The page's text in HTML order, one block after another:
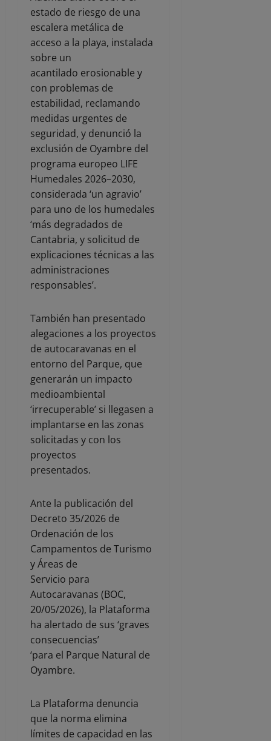
estado de riesgo de una
escalera metálica de
acceso a la playa, instalada
sobre un
acantilado erosionable y
con problemas de
estabilidad, reclamando
medidas urgentes de
seguridad, y denunció la
exclusión de Oyambre del
programa europeo LIFE
Humedales 2026–2030,
considerada ‘un agravio’
para uno de los humedales
‘más degradados de
Cantabria, y solicitud de
explicaciones técnicas a las
administraciones
responsables’.
También han presentado
alegaciones a los proyectos
de autocaravanas en el
entorno del Parque, que
generarán un impacto
medioambiental
‘irrecuperable’ si llegasen a
implantarse en las zonas
solicitadas y con los
proyectos
presentados.
Ante la publicación del
Decreto 35/2026 de
Ordenación de los
Campamentos de Turismo
y Áreas de
Servicio para
Autocaravanas (BOC,
20/05/2026), la Plataforma
ha alertado de sus ‘graves
consecuencias’
‘para el Parque Natural de
Oyambre.
La Plataforma denuncia
que la norma elimina
límites de capacidad en las